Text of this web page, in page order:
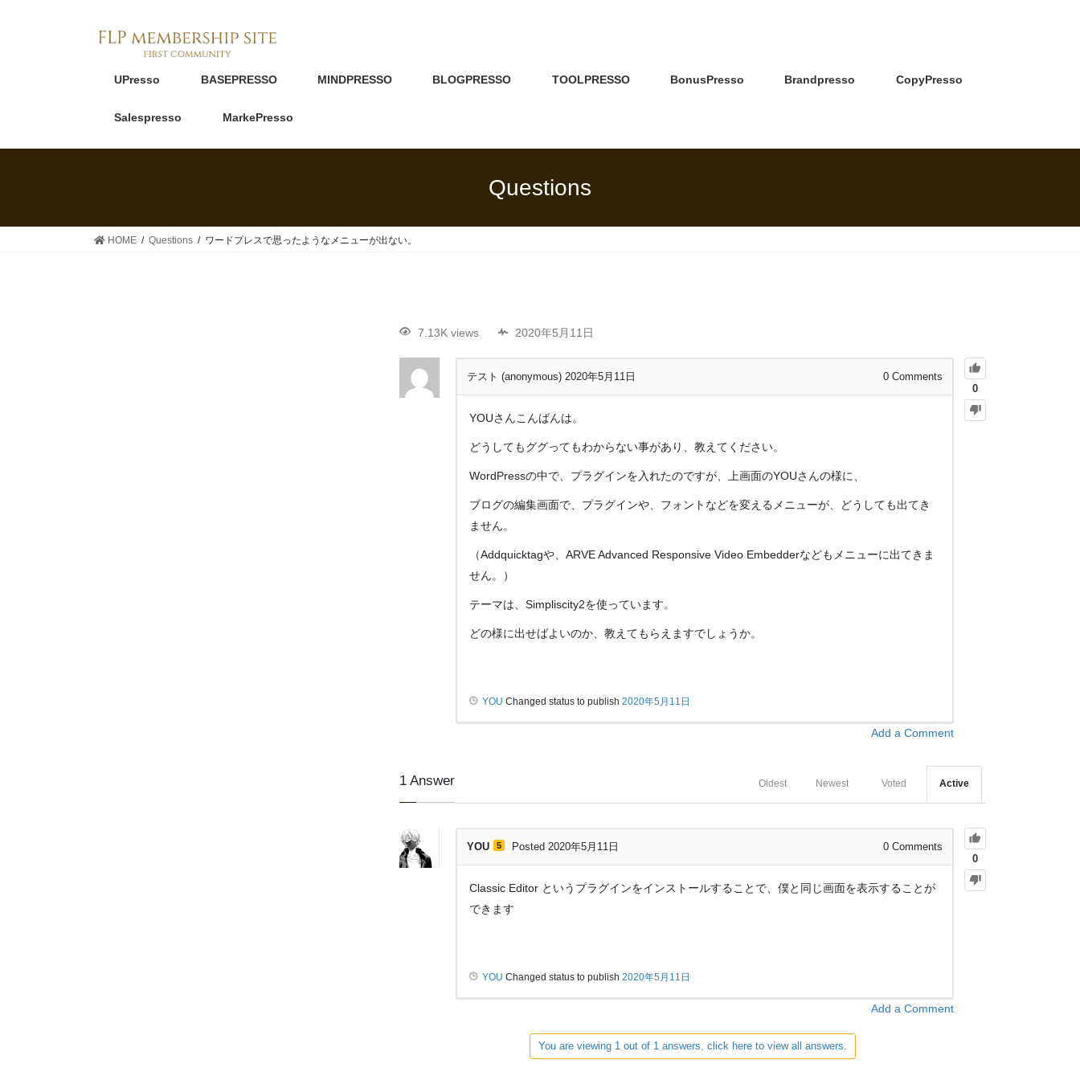
UPresso BASEPRESSO MINDPRESSO BLOGPRESSO TOOLPRESSO BonusPresso Brandpresso CopyPresso
Salespresso MarkePresso
Questions
HOME Questions ワードプレスで思ったようなメニューが出ない。
7.13K views 2020年5月11日
0
テスト (anonymous) 2020年5月11日 0 Comments
YOUさんこんばんは。
どうしてもググってもわからない事があり、教えてください。
WordPressの中で、プラグインを入れたのですが、上画面のYOUさんの様に、
ブログの編集画面で、プラグインや、フォントなどを変えるメニューが、どうしても出てき
ません。
（Addquicktagや、ARVE Advanced Responsive Video Embedderなどもメニューに出てきま
せん。）
テーマは、Simpliscity2を使っています。
どの様に出せばよいのか、教えてもらえますでしょうか。
YOU Changed status to publish 2020年5月11日
Add a Comment
1 Answer Active
Voted
Newest
Oldest
0
YOU 5 Posted 2020年5月11日 0 Comments
Classic Editor というプラグインをインストールすることで、僕と同じ画面を表示することが
できます
YOU Changed status to publish 2020年5月11日
Add a Comment
You are viewing 1 out of 1 answers, click here to view all answers.